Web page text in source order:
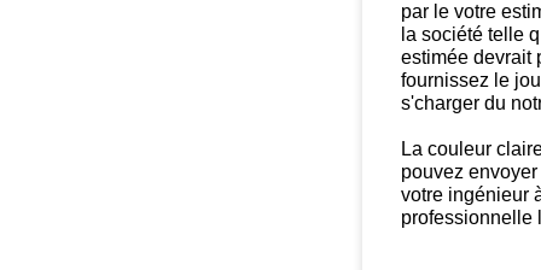
par le votre
la société telle
estimée devrait
fournissez le
s'charger du
La couleur
pouvez envoyer
votre ingénieur
professionnelle